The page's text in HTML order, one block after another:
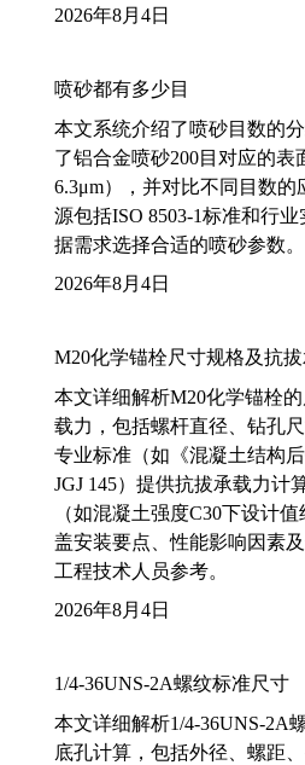
2026年8月4日
喷砂都有多少目
本文系统介绍了喷砂目数的
了铝合金喷砂200目对应的表
6.3μm），并对比不同目数的
源包括ISO 8503-1标准和行
据需求选择合适的喷砂参数。
2026年8月4日
M20化学锚栓尺寸规格及抗
本文详细解析M20化学锚栓
载力，包括螺杆直径、钻孔
专业标准（如《混凝土结构后
JGJ 145）提供抗拔承载力计
（如混凝土强度C30下设计
盖安装要点、性能影响因素
工程技术人员参考。
2026年8月4日
1/4-36UNS-2A螺纹标准尺寸
本文详细解析1/4-36UNS-2A
底孔计算，包括外径、螺距